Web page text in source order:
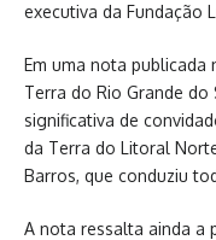
executiva da Fundação
Em uma nota publicada
Terra do Rio Grande
significativa de
da Terra do Litoral
Barros, que conduziu
A nota ressalta ainda a